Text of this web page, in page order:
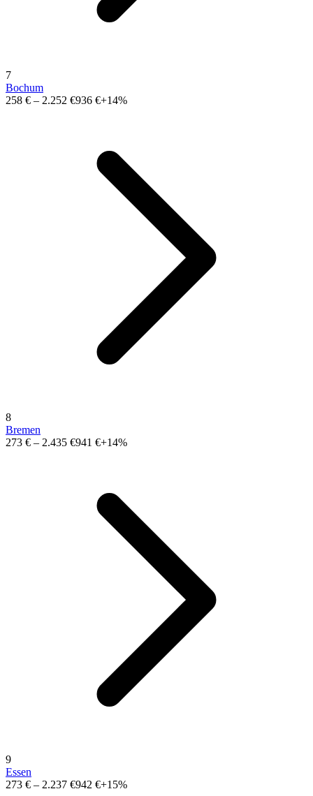
7
Bochum
258 € – 2.252 €936 €+14%
8
Bremen
273 € – 2.435 €941 €+14%
9
Essen
273 € – 2.237 €942 €+15%